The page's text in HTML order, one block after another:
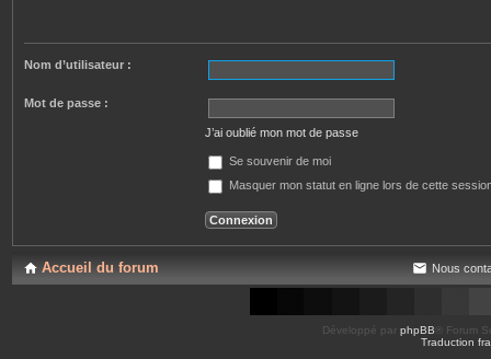
Nom d’utilisateur :
Mot de passe :
J’ai oublié mon mot de passe
Se souvenir de moi
Masquer mon statut en ligne lors de cette
Accueil du forum Nous
Développé par phpBB ® Forum
Traduction